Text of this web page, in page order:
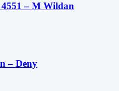
– M Wildan
– Deny